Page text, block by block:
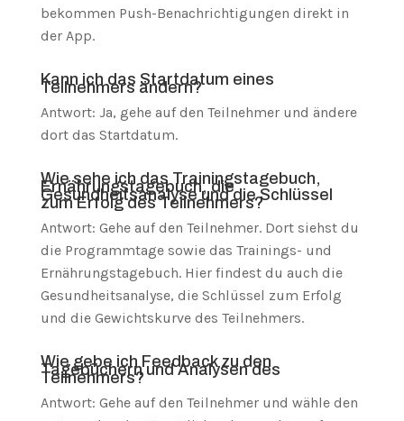
bekommen Push-Benachrichtigungen direkt in
der App.
Kann ich das Startdatum eines
Teilnehmers ändern?
Antwort: Ja, gehe auf den Teilnehmer und ändere
dort das Startdatum.
Wie sehe ich das Trainingstagebuch,
Ernährungstagebuch, die
Gesundheitsanalyse und die Schlüssel
zum Erfolg des Teilnehmers?
Antwort: Gehe auf den Teilnehmer. Dort siehst du
die Programmtage sowie das Trainings- und
Ernährungstagebuch. Hier findest du auch die
Gesundheitsanalyse, die Schlüssel zum Erfolg
und die Gewichtskurve des Teilnehmers.
Wie gebe ich Feedback zu den
Tagebüchern und Analysen des
Teilnehmers?
Antwort: Gehe auf den Teilnehmer und wähle den